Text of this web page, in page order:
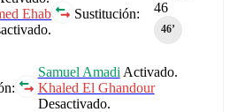
46
46‎’‎
Sustitución:
Ehab
Samuel Amadi Activado.
Khaled El Ghandour
Desactivado.